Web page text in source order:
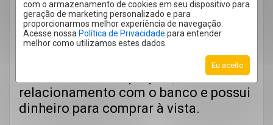
com o armazenamento de cookies em seu dispositivo para
geração de marketing personalizado e para
proporcionarmos melhor experiência de navegação.
Acesse nossa Política de Privacidade para entender
melhor como utilizamos estes dados.
Eu aceito
valor do financiamento; anunciá-lo para venda e
usar os valores recebidos para amortização do
financiamento.
relacionamento com o banco e possui
dinheiro para comprar à vista.